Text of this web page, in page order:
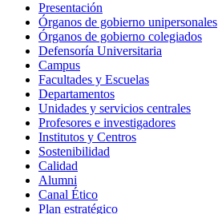
Presentación
Órganos de gobierno unipersonales
Órganos de gobierno colegiados
Defensoría Universitaria
Campus
Facultades y Escuelas
Departamentos
Unidades y servicios centrales
Profesores e investigadores
Institutos y Centros
Sostenibilidad
Calidad
Alumni
Canal Ético
Plan estratégico